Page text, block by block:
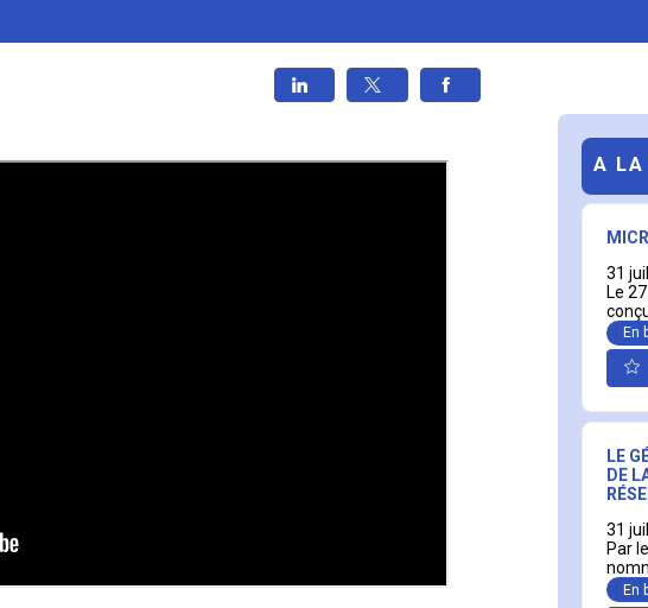
A LA
31
Le
En
LE
DE
31
Par
En